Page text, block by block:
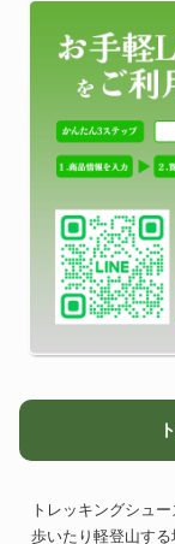
トレッキングシュ
歩いたり軽登山す